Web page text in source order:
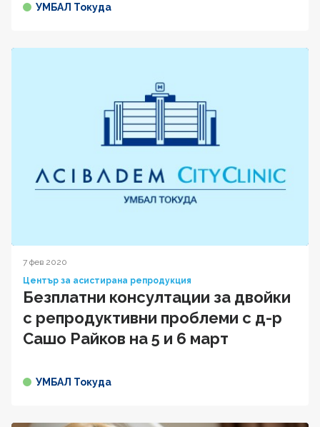
УМБАЛ Токуда
7 фев 2020
Център за асистирана репродукция
Безплатни консултации за двойки
с репродуктивни проблеми с д-р
Сашо Райков на 5 и 6 март
УМБАЛ Токуда